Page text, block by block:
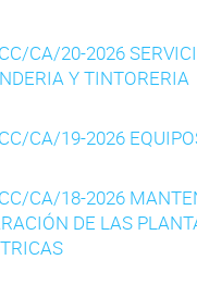
CA/20-2026
Y TINTORERIA
CA/19-2026
CA/18-2026
DE LAS